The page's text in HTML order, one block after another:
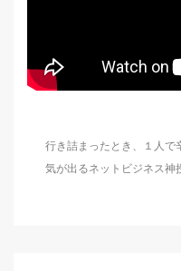
行き詰まったとき、１人で
気が出るネットビジネス神